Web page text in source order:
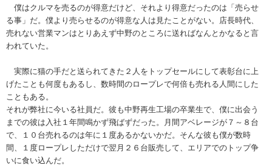
僕はクルマを売るのが得意だけど、それより得意だったのは「売らせ
る事」だ。僕より売らせるのが得意な人は見たことがない。店長時代、
売れない営業マンはとりあえず中野のところに送ればなんとかなると言
われていた。
実際に猫の手だと送られてきた２人をトップセールにして表彰台に上
げたことも何度もあるし、数時間のロープレで何倍も売れる人間にした
こともある。
それが弊社に今いる社員だ。彼も中野再生工場の卒業生で、僕に出会う
までの彼は入社１年間鳴かず飛ばずだった。月間アベレージが７～８台
で、１０台売れるのは年に１度あるかないかだ。そんな彼も僕が数時
間、１度ロープレしただけで翌月２６台販売して、エリアでのトップ争
いに食い込んだ。